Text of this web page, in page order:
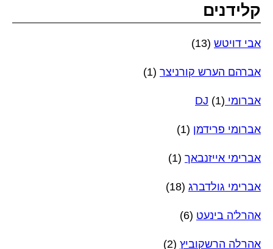
קלידנים
אבי דויטש (13)
אברהם הערש קורניצר (1)
אברומי DJ (1)
אברומי פרידמן (1)
אברימי אייזנבאך (1)
אברימי גולדברג (18)
אהרל'ה בינעט (6)
אהרלה הרשקוביץ (2)